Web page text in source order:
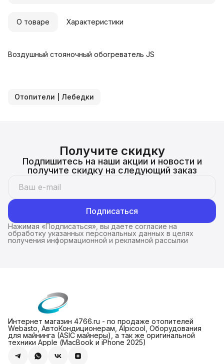
О товаре Характеристики
Воздушный стояночный обогреватель JS
Отопители | Лебедки
Получите скидку
Подпишитесь на наши акции и новости и
получите скидку на следующий заказ
Подписаться
Нажимая «Подписаться», вы даете согласие на
обработку указанных персональных данных в целях
получения информационной и рекламной рассылки
Интернет магазин 4766.ru - по продаже отопителей
Webasto, АвтоКондиционерам, Alpicool, Оборудования
для майнинга (ASIC майнеры), а так же оригинальной
техники Apple (МасBook и iPhone 2025)